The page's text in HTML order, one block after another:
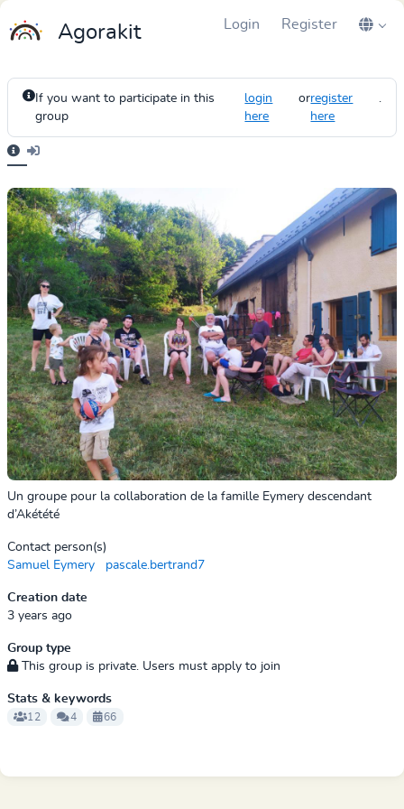
Agorakit Login Register
If you want to participate in this
group
login
here
orregister
here
.
Un groupe pour la collaboration de la famille Eymery descendant
d’Akétété
Contact person(s)
Samuel Eymery
pascale.bertrand7
Creation date
3 years ago
Group type
This group is private. Users must apply to join
Stats & keywords
12 4 66